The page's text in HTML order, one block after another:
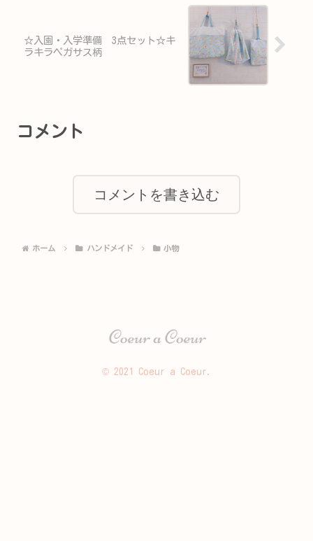
☆入園・入学準備 3点セット☆キ
ラキラペガサス柄
コメント
コメントを書き込む
ホーム ハンドメイド 小物
© 2021 Coeur a Coeur.